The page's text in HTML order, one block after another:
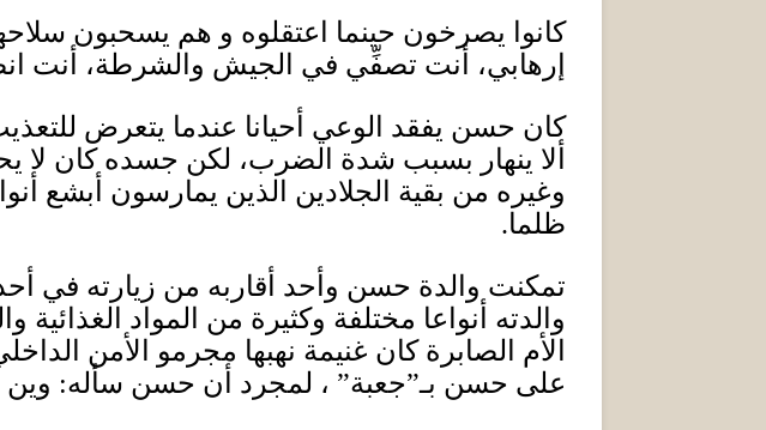
كانوا يصرخون حينما اعتقلوه و هم يسحبون
إرهابي، أنت تصفِّي في الجيش والشرطة، أنت
كان حسن يفقد الوعي أحيانا عندما يتعرض
ألا ينهار بسبب شدة الضرب، لكن جسده كان لا
وغيره من بقية الجلادين الذين يمارسون أبشع
ظلما.
تمكنت والدة حسن وأحد أقاربه من زيارته في
والدته أنواعا مختلفة وكثيرة من المواد
الأم الصابرة كان غنيمة نهبها مجرمو الأمن
على حسن بـ”جعبة” ، لمجرد أن حسن سأله: وين